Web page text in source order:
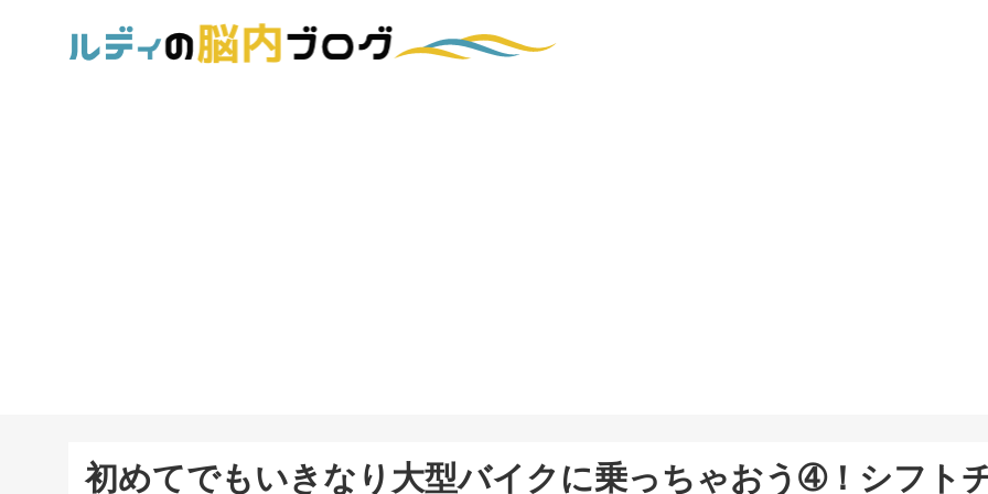
初めてでもいきなり大型バイクに乗っちゃおう➃！シフト